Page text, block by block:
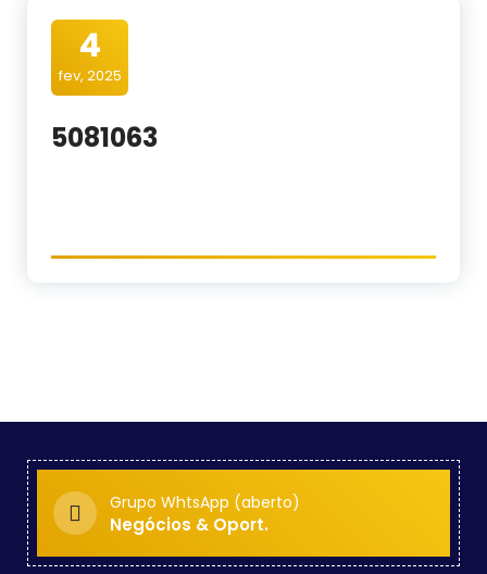
4
fev, 2025
5081063
Grupo WhtsApp (aberto)
Negócios & Oport.